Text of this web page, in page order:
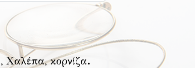
Χαλέπα, κορνίζα.